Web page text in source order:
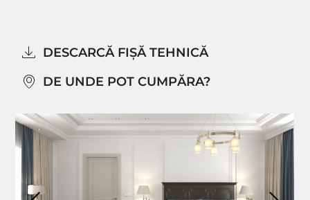
DESCARCĂ FIȘĂ TEHNICĂ
DE UNDE POT CUMPĂRA?